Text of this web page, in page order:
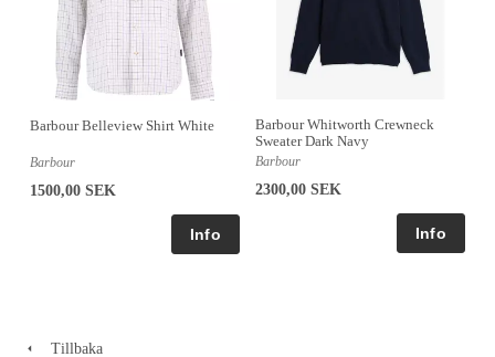
Barbour Belleview Shirt White
Barbour
1500,00 SEK
Barbour Whitworth Crewneck
Sweater Dark Navy
Barbour
2300,00 SEK
Tillbaka